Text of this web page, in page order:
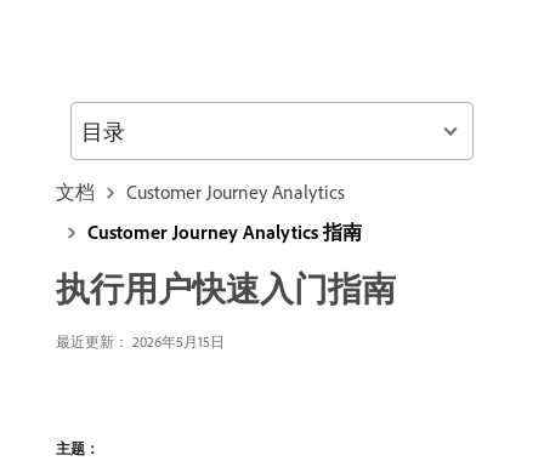
文档
Customer Journey Analytics
Customer Journey Analytics 指南
执行用户快速入门指南
最近更新： 2026年5月15日
主题：
目录